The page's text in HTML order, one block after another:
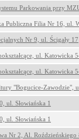
Parkowania przy
Publiczna Filia Nr 16, ul.
Nr 9, ul. Ścigały 17
ul. Katowicka
ul. Katowicka
"Bogucice-Zawodzie",
ul. Słowiańska 1
ul. Słowiańska 1
Nr 2, Al. Roździeńskiego